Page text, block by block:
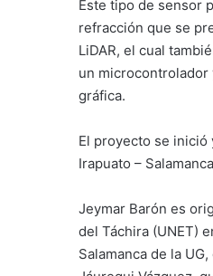
Este tipo de sensor
refracción que se
LiDAR, el cual
un microcontrolador
gráfica.
El proyecto se inició
Irapuato –
Jeymar Barón es
del Táchira (UNET)
Salamanca de la